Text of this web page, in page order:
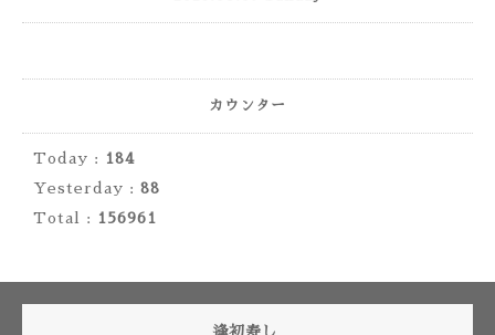
カウンター
Today :
184
Yesterday : 88
Total :
156961
逢初寿し